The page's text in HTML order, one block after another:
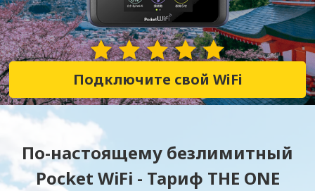
28,352 Отзывы
Подключите свой WiFi
По-настоящему безлимитный
Pocket WiFi - Тариф THE ONE